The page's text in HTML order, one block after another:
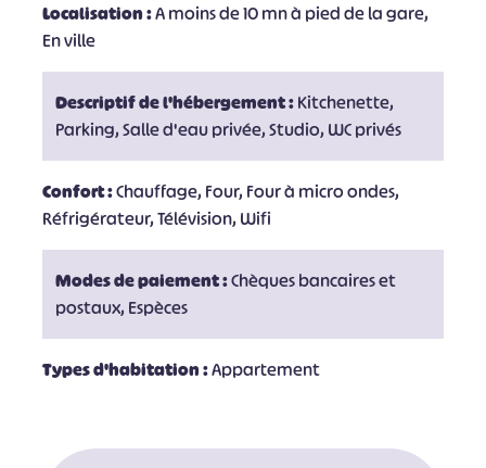
Localisation :A moins de 10 mn à pied de la gare,
En ville
Descriptif de l'hébergement :Kitchenette,
Parking, Salle d'eau privée, Studio, WC privés
Confort :Chauffage, Four, Four à micro ondes,
Réfrigérateur, Télévision, Wifi
Modes de paiement :Chèques bancaires et
postaux, Espèces
Types d'habitation :Appartement